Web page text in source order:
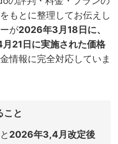
もとに整理してお伝えし
が2026年3月18日に、
21日に実施された価格
情報に完全対応していま
こと
2026年3,4月改定後